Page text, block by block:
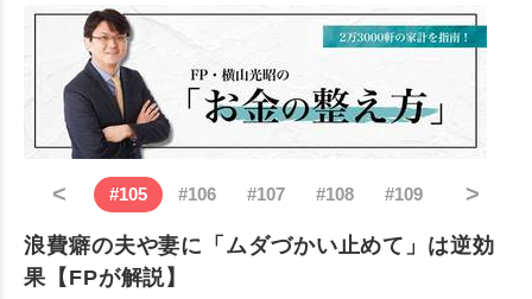
< #105 #106 #107 #108 #109 >
浪費癖の夫や妻に「ムダづかい止めて」は逆効
果【FPが解説】